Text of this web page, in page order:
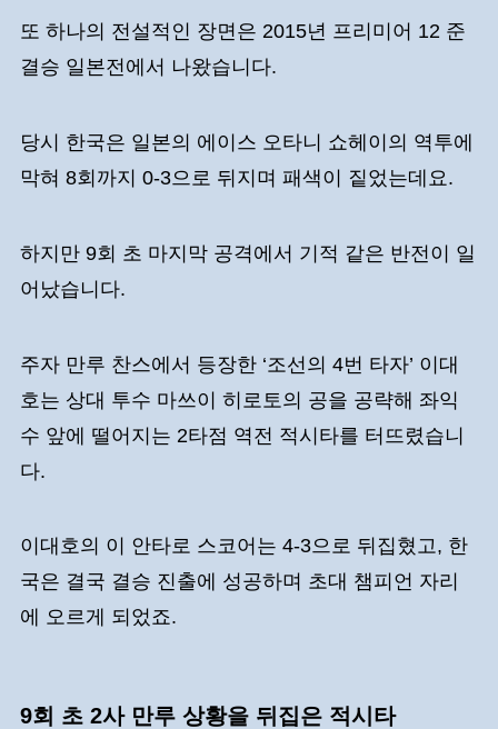
또 하나의 전설적인 장면은 2015년 프리미어 12 준
결승 일본전에서 나왔습니다.
당시 한국은 일본의 에이스 오타니 쇼헤이의 역투에
막혀 8회까지 0-3으로 뒤지며 패색이 짙었는데요.
하지만 9회 초 마지막 공격에서 기적 같은 반전이 일
어났습니다.
주자 만루 찬스에서 등장한 ‘조선의 4번 타자’ 이대
호는 상대 투수 마쓰이 히로토의 공을 공략해 좌익
수 앞에 떨어지는 2타점 역전 적시타를 터뜨렸습니
다.
이대호의 이 안타로 스코어는 4-3으로 뒤집혔고, 한
국은 결국 결승 진출에 성공하며 초대 챔피언 자리
에 오르게 되었죠.
9회 초 2사 만루 상황을 뒤집은 적시타